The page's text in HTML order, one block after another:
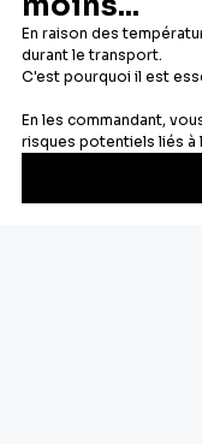
Newsletter
Recevez les recettes,